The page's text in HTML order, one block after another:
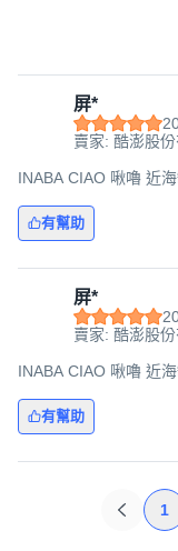
屏*
賣家: 酷澎股
INABA CIAO 啾嚕 近
有幫助
屏*
賣家: 酷澎股
INABA CIAO 啾嚕 近
有幫助
1